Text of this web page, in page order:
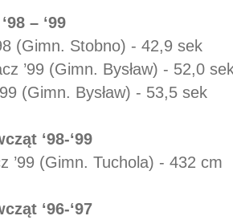
‘98 – ‘99
(Gimn. Stobno) - 42,9 sek
’99 (Gimn. Bysław) - 52,0
(Gimn. Bysław) - 53,5 sek
‘98-‘99
’99 (Gimn. Tuchola) - 432 cm
‘96-‘97